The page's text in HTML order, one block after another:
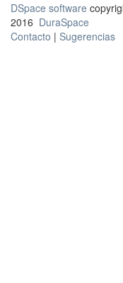
DSpace software
2016 DuraSpace
Contacto | Sugerencias